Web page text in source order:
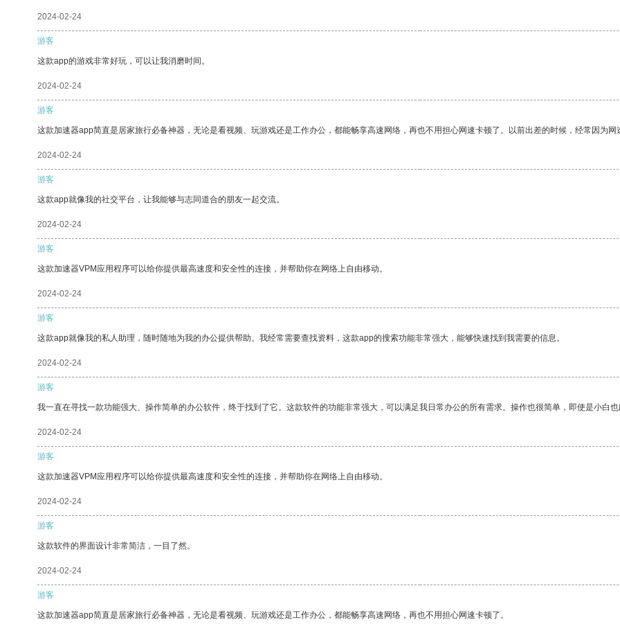
2024-02-24
游客
这款app的游戏非常好玩，可以让我消磨时间。
2024-02-24
游客
这款加速器app简直是居家旅行必备神器，无论是看视频、玩游戏还是工作办公，都能畅享高速网络，再也不用担心网速卡顿了。以前出差的时候，经常因为
2024-02-24
游客
这款app就像我的社交平台，让我能够与志同道合的朋友一起交流。
2024-02-24
游客
这款加速器VPM应用程序可以给你提供最高速度和安全性的连接，并帮助你在网络上自由移动。
2024-02-24
游客
这款app就像我的私人助理，随时随地为我的办公提供帮助。我经常需要查找资料，这款app的搜索功能非常强大，能够快速找到我需要的信息。
2024-02-24
游客
我一直在寻找一款功能强大、操作简单的办公软件，终于找到了它。这款软件的功能非常强大，可以满足我日常办公的所有需求。操作也很简单，即使是小白
2024-02-24
游客
这款加速器VPM应用程序可以给你提供最高速度和安全性的连接，并帮助你在网络上自由移动。
2024-02-24
游客
这款软件的界面设计非常简洁，一目了然。
2024-02-24
游客
这款加速器app简直是居家旅行必备神器，无论是看视频、玩游戏还是工作办公，都能畅享高速网络，再也不用担心网速卡顿了。